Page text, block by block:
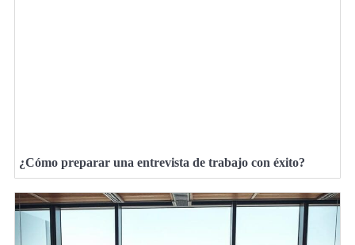
¿Cómo preparar una entrevista de trabajo con éxito?